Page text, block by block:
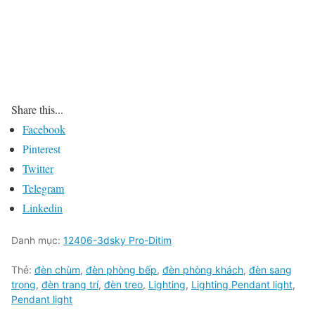
Share this...
Facebook
Pinterest
Twitter
Telegram
Linkedin
Danh mục: 12406-3dsky Pro-Ditim
Thẻ: đèn chùm, đèn phòng bếp, đèn phòng khách, đèn sang
trọng, đèn trang trí, đèn treo, Lighting, Lighting Pendant light,
Pendant light